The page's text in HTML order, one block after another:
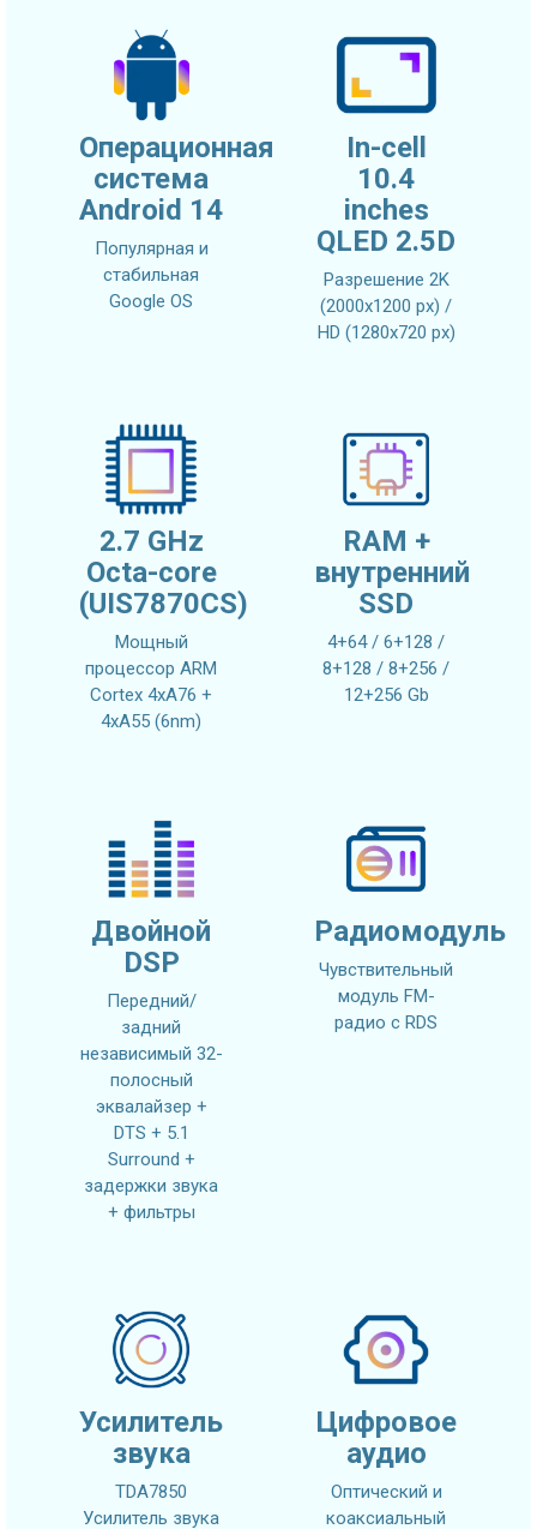
Операционная
система
Android 14
Популярная и
стабильная
Google OS
In-cell
10.4
inches
QLED 2.5D
Разрешение 2K
(2000x1200 px) /
HD (1280x720 px)
2.7 GHz
Octa-core
(UIS7870CS)
Мощный
процессор ARM
Cortex 4xA76 +
4xA55 (6nm)
RAM +
внутренний
SSD
4+64 / 6+128 /
8+128 / 8+256 /
12+256 Gb
Двойной
DSP
Передний/
задний
независимый 32-
полосный
эквалайзер +
DTS + 5.1
Surround +
задержки звука
+ фильтры
Радиомодуль
Чувствительный
модуль FM-
радио с RDS
Усилитель
звука
TDA7850
Усилитель звука
Цифровое
аудио
Оптический и
коаксиальный